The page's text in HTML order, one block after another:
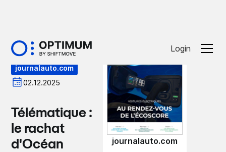
Login
journalauto.com
02.12.2025
Télématique :
le rachat
d'Océan
journalauto.com